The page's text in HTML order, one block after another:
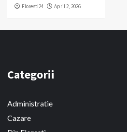
Floresti24 April 2, 2026
Categorii
Administratie
Cazare